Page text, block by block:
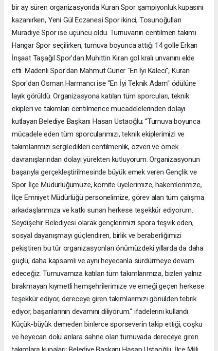
bir ay süren organizasyonda Kuran Spor şampiyonluk kupasını
kazanırken, Yeni Gül Eczanesi Spor ikinci, Tosunoğulları
Muradiye Spor ise üçüncü oldu. Turnuvanın centilmen takımı
Hangar Spor seçilirken, turnuva boyunca attığı 14 golle Erkan
İnşaat Taşağıl Spor'dan Muhittin Kıran gol kralı unvanını elde
etti. Madenli Spor'dan Mahmut Güner "En İyi Kaleci", Kuran
Spor'dan Osman Harmancı ise "En İyi Teknik Adam" ödülüne
layık görüldü. Organizasyona katılan tüm sporcuları, teknik
ekipleri ve takımları centilmence mücadelelerinden dolayı
kutlayan Belediye Başkanı Hasan Ustaoğlu; “Turnuva boyunca
mücadele eden tüm sporcularımızı, teknik ekiplerimizi ve
takımlarımızı sergiledikleri centilmenlik, özveri ve örnek
davranışlarından dolayı yürekten kutluyorum. Organizasyonun
başarıyla gerçekleştirilmesinde büyük emek veren Gençlik ve
Spor İlçe Müdürlüğümüze, komite üyelerimize, hakemlerimize,
İlçe Emniyet Müdürlüğü personelimize, görev alan tüm çalışma
arkadaşlarımıza ve katkı sunan herkese teşekkür ediyorum.
Seydişehir Belediyesi olarak gençlerimizi spora teşvik eden,
sosyal dayanışmayı güçlendiren, birlik ve beraberliğimizi
pekiştiren bu tür organizasyonları önümüzdeki yıllarda da daha
güçlü, daha kapsamlı ve aynı heyecanla sürdürmeye devam
edeceğiz. Turnuvamıza katılan tüm takımlarımıza, bizleri yalnız
bırakmayan kıymetli hemşehrilerimize ve emeği geçen herkese
teşekkür ediyor, dereceye giren takımlarımızı gönülden tebrik
ediyor, başarılarının devamını diliyorum." ifadelerini kullandı.
Küçük-büyük demeden binlerce sporseverin takip ettiği, coşku
ve heyecan dolu anlara sahne olan turnuvada dereceye giren